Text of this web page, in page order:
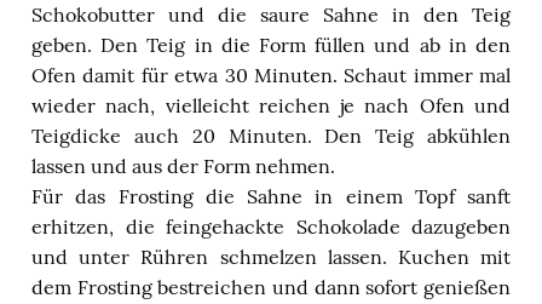
Schokobutter und die saure Sahne in den Teig
geben. Den Teig in die Form füllen und ab in den
Ofen damit für etwa 30 Minuten. Schaut immer mal
wieder nach, vielleicht reichen je nach Ofen und
Teigdicke auch 20 Minuten. Den Teig abkühlen
lassen und aus der Form nehmen.
Für das Frosting die Sahne in einem Topf sanft
erhitzen, die feingehackte Schokolade dazugeben
und unter Rühren schmelzen lassen. Kuchen mit
dem Frosting bestreichen und dann sofort genießen